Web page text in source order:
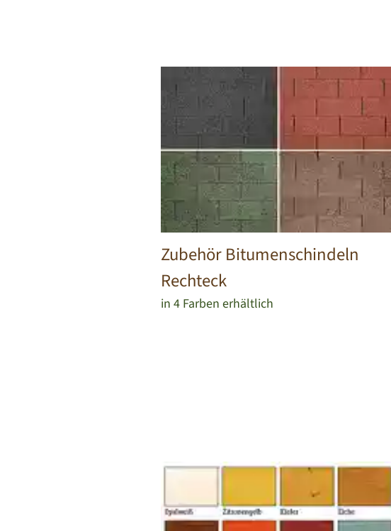
Zubehör Bitumenschindeln
Rechteck
in 4 Farben erhältlich